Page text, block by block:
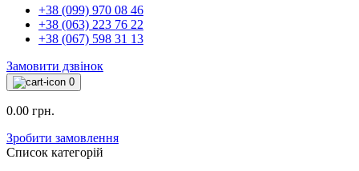
+38 (099) 970 08 46
+38 (063) 223 76 22
+38 (067) 598 31 13
Замовити дзвінок
0
0.00 грн.
Зробити замовлення
Список категорій